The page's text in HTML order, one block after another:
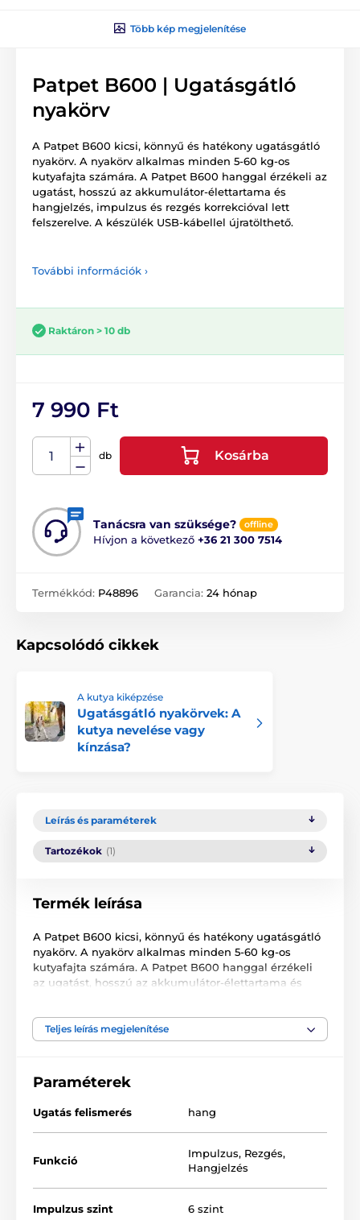
Több kép megjelenítése
Patpet B600 | Ugatásgátló
nyakörv
A Patpet B600 kicsi, könnyű és hatékony ugatásgátló
nyakörv. A nyakörv alkalmas minden 5-60 kg-os
kutyafajta számára. A Patpet B600 hanggal érzékeli az
ugatást, hosszú az akkumulátor-élettartama és
hangjelzés, impulzus és rezgés korrekcióval lett
felszerelve. A készülék USB-kábellel újratölthető.
További információk ›
Raktáron > 10 db
7 990 Ft
db Kosárba
Tanácsra van szüksége? offline
Hívjon a következő +36 21 300 7514
Termékkód: P48896 Garancia: 24 hónap
Kapcsolódó cikkek
A kutya kiképzése
Ugatásgátló nyakörvek: A
kutya nevelése vagy
kínzása?
Leírás és paraméterek
Tartozékok (1)
Termék leírása
A Patpet B600 kicsi, könnyű és hatékony ugatásgátló
nyakörv. A nyakörv alkalmas minden 5-60 kg-os
kutyafajta számára. A Patpet B600 hanggal érzékeli
az ugatást, hosszú az akkumulátor-élettartama és
Teljes leírás megjelenítése
Paraméterek
Ugatás felismerés hang
Funkció
Impulzus, Rezgés,
Hangjelzés
Impulzus szint 6 szint